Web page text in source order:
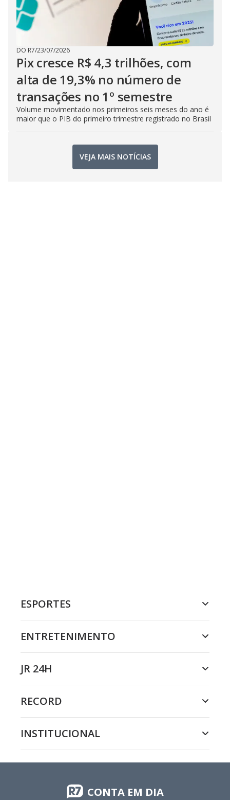
DO R7/23/07/2026
Pix cresce R$ 4,3 trilhões, com
alta de 19,3% no número de
transações no 1º semestre
Volume movimentado nos primeiros seis meses do ano é
maior que o PIB do primeiro trimestre registrado no Brasil
VEJA MAIS NOTÍCIAS
ESPORTES
ENTRETENIMENTO
JR 24H
RECORD
INSTITUCIONAL
CONTA EM DIA